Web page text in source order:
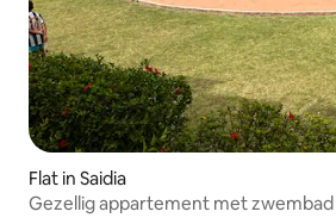
Flat in Saidia
Gezellig appartement met zwembad